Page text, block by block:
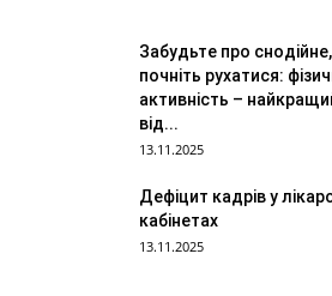
Забудьте про снодійне,
почніть рухатися:
активність –
від...
13.11.2025
Дефіцит кадрів у
кабінетах
13.11.2025